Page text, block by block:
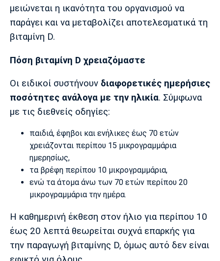
μειώνεται η ικανότητα του οργανισμού να
παράγει και να μεταβολίζει αποτελεσματικά τη
βιταμίνη D.
Πόση βιταμίνη D χρειαζόμαστε
Οι ειδικοί συστήνουν διαφορετικές ημερήσιες
ποσότητες ανάλογα με την ηλικία. Σύμφωνα
με τις διεθνείς οδηγίες:
παιδιά, έφηβοι και ενήλικες έως 70 ετών
χρειάζονται περίπου 15 μικρογραμμάρια
ημερησίως,
τα βρέφη περίπου 10 μικρογραμμάρια,
ενώ τα άτομα άνω των 70 ετών περίπου 20
μικρογραμμάρια την ημέρα.
Η καθημερινή έκθεση στον ήλιο για περίπου 10
έως 20 λεπτά θεωρείται συχνά επαρκής για
την παραγωγή βιταμίνης D, όμως αυτό δεν είναι